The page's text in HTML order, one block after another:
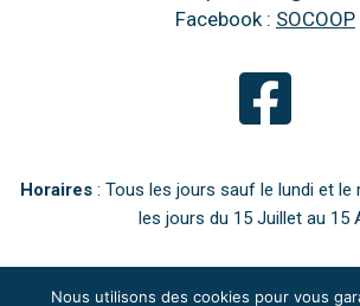
Facebook : SOCOOP
Horaires: Tous les jours sauf le lundi et le
les jours du 15 Juillet au 15
Nous utilisons des cookies pour vous